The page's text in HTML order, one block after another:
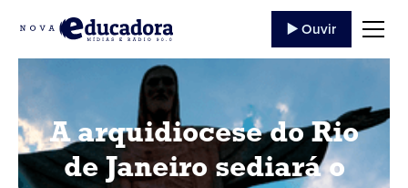
▶️ Ouvir
A arquidiocese do Rio
de Janeiro sediará o